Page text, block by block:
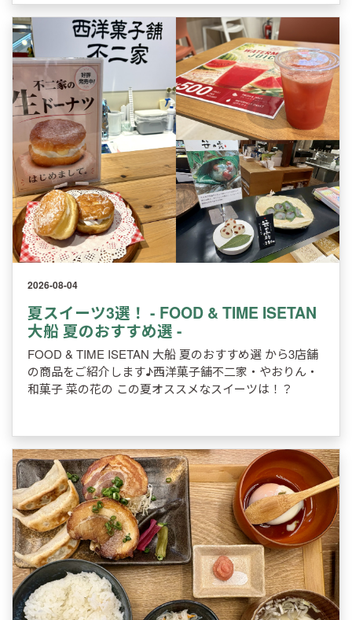
2026-08-04
夏スイーツ3選！ - FOOD & TIME ISETAN
大船 夏のおすすめ選 -
FOOD & TIME ISETAN 大船 夏のおすすめ選 から3店舗
の商品をご紹介します♪西洋菓子舗不二家・やおりん・
和菓子 菜の花の この夏オススメなスイーツは！？